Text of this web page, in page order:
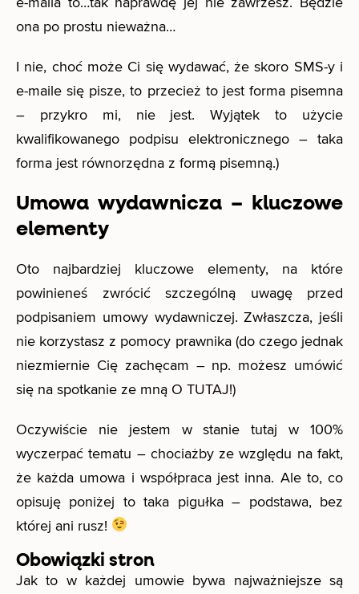
ona po prostu nieważna…
I nie, choć może Ci się wydawać, że skoro SMS-y i
e-maile się pisze, to przecież to jest forma pisemna
– przykro mi, nie jest. Wyjątek to użycie
kwalifikowanego podpisu elektronicznego – taka
forma jest równorzędna z formą pisemną.)
Umowa wydawnicza – kluczowe
elementy
Oto najbardziej kluczowe elementy, na które
powinieneś zwrócić szczególną uwagę przed
podpisaniem umowy wydawniczej. Zwłaszcza, jeśli
nie korzystasz z pomocy prawnika (do czego jednak
niezmiernie Cię zachęcam – np. możesz umówić
się na spotkanie ze mną O TUTAJ!)
Oczywiście nie jestem w stanie tutaj w 100%
wyczerpać tematu – chociażby ze względu na fakt,
że każda umowa i współpraca jest inna. Ale to, co
opisuję poniżej to taka pigułka – podstawa, bez
której ani rusz!
Obowiązki stron
Jak to w każdej umowie bywa najważniejsze są